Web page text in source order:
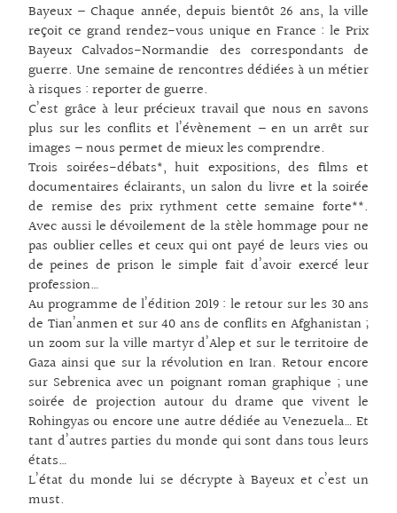
Bayeux – Chaque année, depuis bientôt 26 ans, la ville
reçoit ce grand rendez-vous unique en France : le Prix
Bayeux Calvados-Normandie des correspondants de
guerre. Une semaine de rencontres dédiées à un métier
à risques : reporter de guerre.
C’est grâce à leur précieux travail que nous en savons
plus sur les conflits et l’évènement – en un arrêt sur
images – nous permet de mieux les comprendre.
Trois soirées-débats*, huit expositions, des films et
documentaires éclairants, un salon du livre et la soirée
de remise des prix rythment cette semaine forte**.
Avec aussi le dévoilement de la stèle hommage pour ne
pas oublier celles et ceux qui ont payé de leurs vies ou
de peines de prison le simple fait d’avoir exercé leur
profession…
Au programme de l’édition 2019 : le retour sur les 30 ans
de Tian’anmen et sur 40 ans de conflits en Afghanistan ;
un zoom sur la ville martyr d’Alep et sur le territoire de
Gaza ainsi que sur la révolution en Iran. Retour encore
sur Sebrenica avec un poignant roman graphique ; une
soirée de projection autour du drame que vivent le
Rohingyas ou encore une autre dédiée au Venezuela… Et
tant d’autres parties du monde qui sont dans tous leurs
états…
L’état du monde lui se décrypte à Bayeux et c’est un
must.